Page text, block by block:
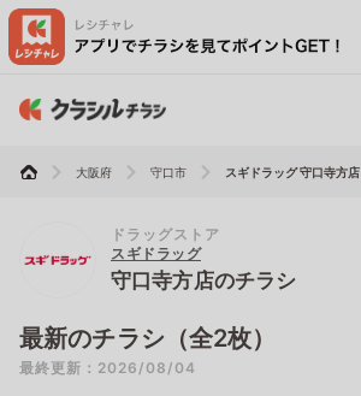
大阪府 守口市 スギドラッグ 守口寺方店
ドラッグストア
スギドラッグ
守口寺方店のチラシ
最新のチラシ（全2枚）
最終更新：2026/08/04